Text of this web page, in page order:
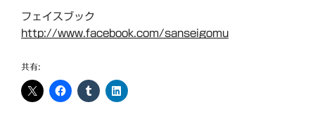
フェイスブック
http://www.facebook.com/sanseigomu
共有: